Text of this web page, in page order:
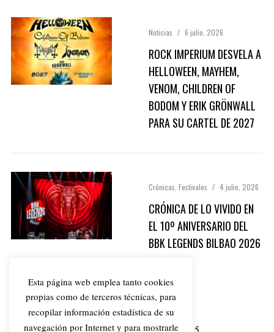
Noticias 6 julio, 2026
ROCK IMPERIUM DESVELA A
HELLOWEEN, MAYHEM,
VENOM, CHILDREN OF
BODOM Y ERIK GRÖNWALL
PARA SU CARTEL DE 2027
Crónicas Festivales 4 julio, 2026
CRÓNICA DE LO VIVIDO EN
EL 10º ANIVERSARIO DEL
BBK LEGENDS BILBAO 2026
1 2 3 4 5
Esta página web emplea tanto cookies
propias como de terceros técnicas, para
recopilar información estadística de su
navegación por Internet y para mostrarle